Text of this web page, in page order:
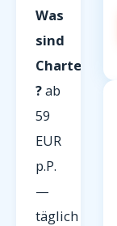
Was
sind
Charterflüge
?ab
59
EUR
p.P.
—
täglich